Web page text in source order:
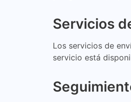
Servicios
Los servicios de
servicio está